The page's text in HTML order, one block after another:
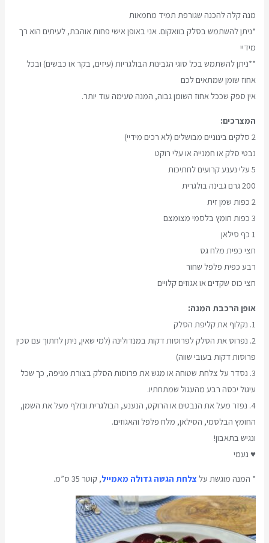
מנה קלה להכנה שגורפת תמיד מחמאות
*ניתן להשתמש בסלק בוואקום. אני באופן אישי פחות אוהבת, לעיתים הוא רך
מידיי
**ניתן להשתמש בכל סוגי הגבינות הבולגריות (עיזים, בקר או כבשים) ובכל
אחוז שומן שמתאים לכם
אין ספק שככל אחוז השומן גבוה, המנה טעימה עוד יותר.
המצרכים:
2 סלקים בינוניים מבושלים (לא רכים מידיי)
נבטי סלק או חמנייה או עלי רוקט
5 עלי נענע קרועים לחתיכות
200 גרם גבינה בולגרית
2 כפות שמן זית
3 כפות חומץ בלסמי מצומצם
1 כף סילאן
חצי כפית מלח גס
רבע כפית פלפל שחור
חצי כוס שקדים או אגוזים קלויים
אופן הרכבת המנה:
1. נקלוף את קליפת הסלק
2. נפרוס את הסלק לפרוסות דקות במנדולינה (למי שאין, ניתן לחתוך עם סכין
פרוסות דקות בעובי שווה)
3. נסדר על צלחת שטוחה או מגש את פרוסות הסלק בצורת מניפה, כך שכל
עיגול יכסה רבע מהעגול שמתחתיו.
4. נפזר מעל את הנבטים או הרוקט, הנענע, הבולגרית ונזלף מעל את השמן,
החומץ הבלסמי, הסילאן, מלח פלפל והאגוזים.
ונגיש בתאבון!
♥ נעמי
* המנה מוגשת על צלחת הגשה גדולה מאמייל, קוטר 35 ס”מ.